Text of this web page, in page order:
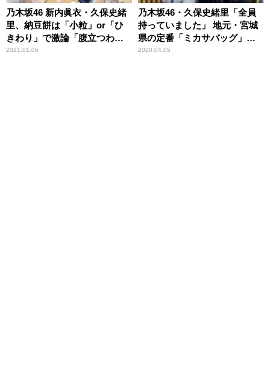
乃木坂46 新内眞衣・久保史緒
里、納豆餅は「小粒」or「ひ
きわり」で激論「腹立つわ
～！（笑）」
2021.01.06
乃木坂46・久保史緒里「全員
持っていました」 地元・宮城
県の定番「ミカサバッグ」と
は
2020.04.05